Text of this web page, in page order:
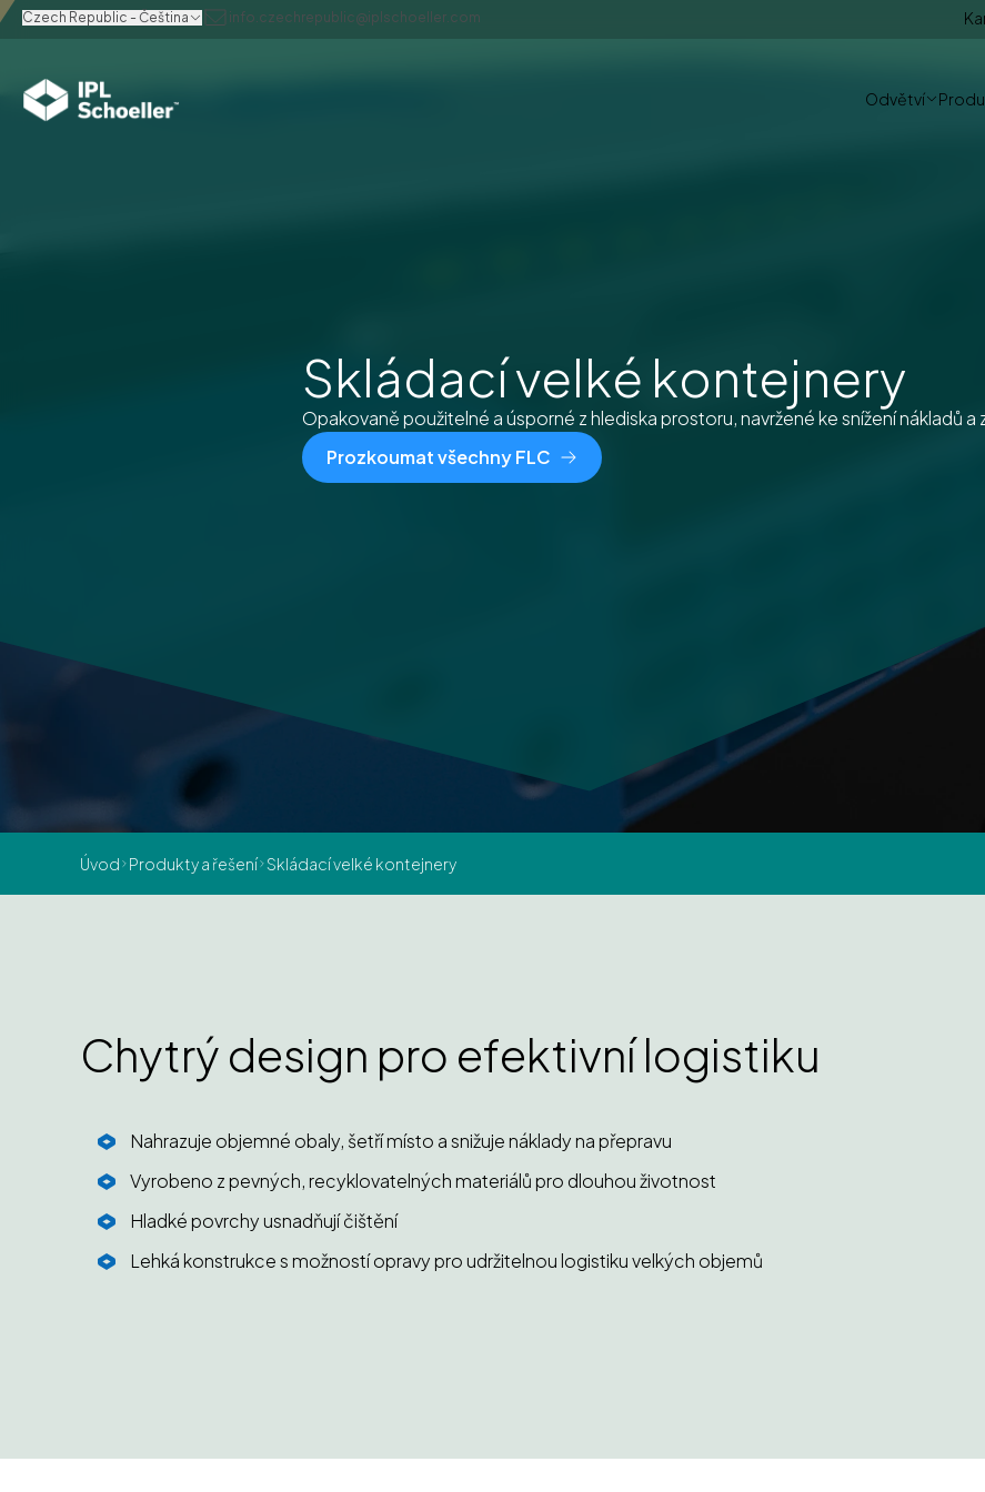
Czech Republic - Čeština info.czechrepublic@iplschoeller.com
Odvětví
Skládací velké kontejnery
Opakovaně použitelné a úsporné z hlediska prostoru, navržené ke snížení nákladů
Prozkoumat všechny FLC
Úvod Produkty a řešení Skládací velké kontejnery
Chytrý design pro efektivní logistiku
Nahrazuje objemné obaly, šetří místo a snižuje náklady na přepravu
Vyrobeno z pevných, recyklovatelných materiálů pro dlouhou životnost
Hladké povrchy usnadňují čištění
Lehká konstrukce s možností opravy pro udržitelnou logistiku velkých objemů